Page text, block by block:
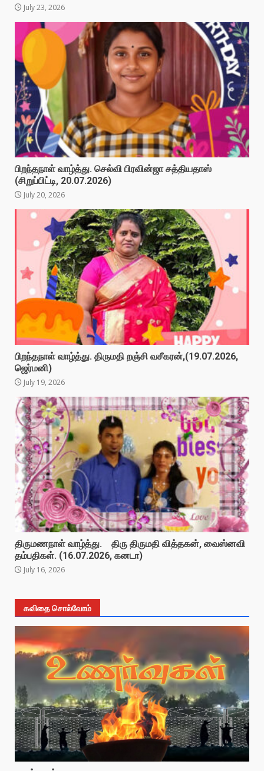
July 23, 2026
பிறந்தநாள் வாழ்த்து. செல்வி பிரவின்ஜா சத்தியதாஸ்
(சிறுப்பிட்டி, 20.07.2026)
July 20, 2026
பிறந்தநாள் வாழ்த்து. திருமதி றஞ்சி வசீகரன்,(19.07.2026,
ஜெர்மனி)
July 19, 2026
திருமணநாள் வாழ்த்து. திரு திருமதி வித்தகன், வைஸ்னவி
தம்பதிகள். (16.07.2026, கனடா)
July 16, 2026
கவிதை சொல்வோம்